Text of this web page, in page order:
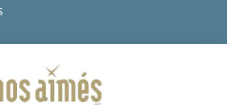
à caractère personnel